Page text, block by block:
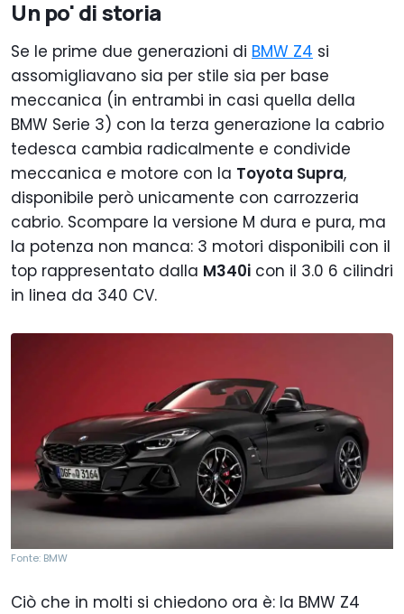
Un po' di storia
Se le prime due generazioni di BMW Z4 si
assomigliavano sia per stile sia per base
meccanica (in entrambi in casi quella della
BMW Serie 3) con la terza generazione la cabrio
tedesca cambia radicalmente e condivide
meccanica e motore con la Toyota Supra,
disponibile però unicamente con carrozzeria
cabrio. Scompare la versione M dura e pura, ma
la potenza non manca: 3 motori disponibili con il
top rappresentato dalla M340i con il 3.0 6 cilindri
in linea da 340 CV.
Fonte: BMW
Ciò che in molti si chiedono ora è: la BMW Z4